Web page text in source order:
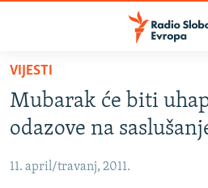
Pređite
glavni
sadržaj
na
VIJESTI
BOSNA I HERCEGOVINA
KOSOVO
VIJESTI
Mubarak će biti
odazove na
11. april/travanj, 2011.